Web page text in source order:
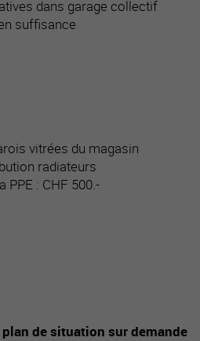
dans garage collectif
suffisance
vitrées du magasin
radiateurs
PPE : CHF 500.-
de situation sur demande